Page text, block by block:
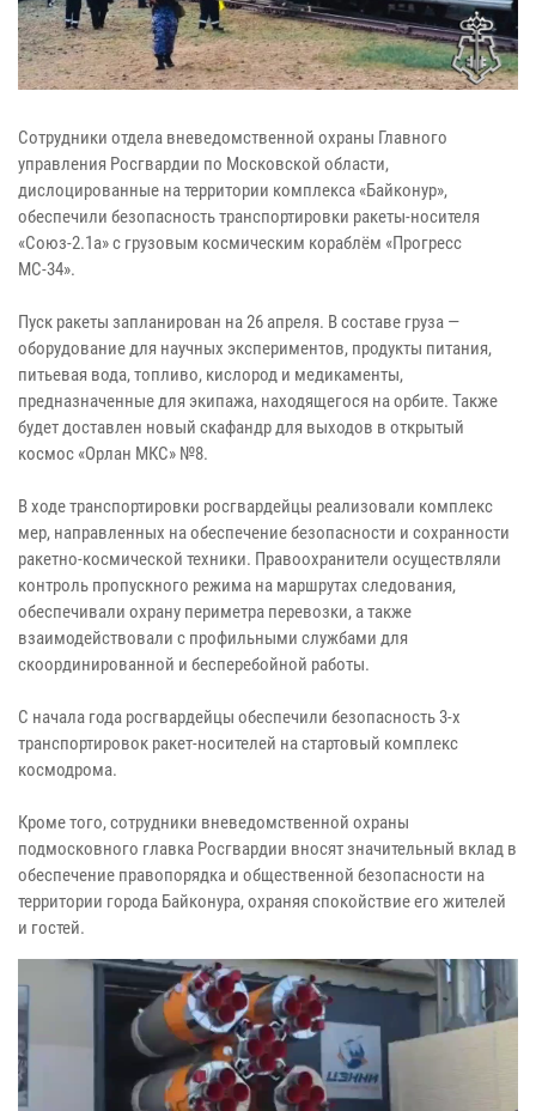
Сотрудники отдела вневедомственной охраны Главного
управления Росгвардии по Московской области,
дислоцированные на территории комплекса «Байконур»,
обеспечили безопасность транспортировки ракеты-носителя
«Союз-2.1а» с грузовым космическим кораблём «Прогресс
МС-34».
Пуск ракеты запланирован на 26 апреля. В составе груза —
оборудование для научных экспериментов, продукты питания,
питьевая вода, топливо, кислород и медикаменты,
предназначенные для экипажа, находящегося на орбите. Также
будет доставлен новый скафандр для выходов в открытый
космос «Орлан МКС» №8.
В ходе транспортировки росгвардейцы реализовали комплекс
мер, направленных на обеспечение безопасности и сохранности
ракетно-космической техники. Правоохранители осуществляли
контроль пропускного режима на маршрутах следования,
обеспечивали охрану периметра перевозки, а также
взаимодействовали с профильными службами для
скоординированной и бесперебойной работы.
С начала года росгвардейцы обеспечили безопасность 3-х
транспортировок ракет-носителей на стартовый комплекс
космодрома.
Кроме того, сотрудники вневедомственной охраны
подмосковного главка Росгвардии вносят значительный вклад в
обеспечение правопорядка и общественной безопасности на
территории города Байконура, охраняя спокойствие его жителей
и гостей.